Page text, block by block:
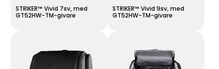
STRIKER™ Vivid 7sv, med
GT52HW-TM-givare
STRIKER™ Vivid 9sv, med
GT52HW-TM-givare